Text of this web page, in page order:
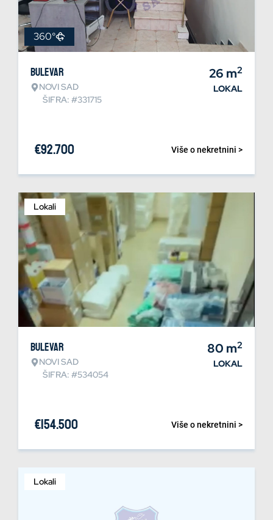
360°
Bulevar
NOVI SAD
ŠIFRA: #331715
26 m2
LOKAL
Više o nekretnini >
€92.700
Lokali
Bulevar
NOVI SAD
ŠIFRA: #534054
80 m2
LOKAL
Više o nekretnini >
€154.500
Lokali